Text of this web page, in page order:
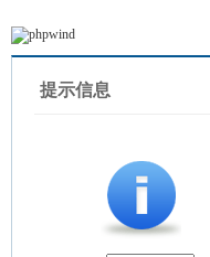
提示信息